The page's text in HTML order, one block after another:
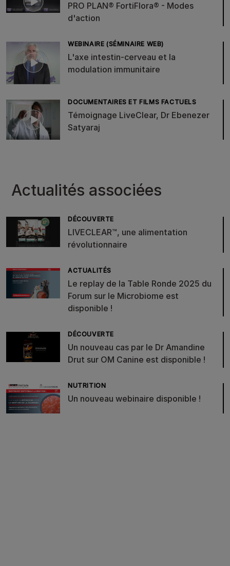
PRO PLAN® FortiFlora® - Modes
d'action
WEBINAIRE (SÉMINAIRE WEB)
L'axe intestin-cerveau et la
modulation immunitaire
DOCUMENTAIRES ET FILMS FACTUELS
Témoignage LiveClear, Dr Ebenezer
Satyaraj
Actualités associées
DÉCOUVERTE
LIVECLEAR™, une alimentation
révolutionnaire
ACTUALITÉS
Le replay de la Table Ronde 2025 du
Forum sur le Microbiome est
disponible !
DÉCOUVERTE
Un nouveau cas par le Dr Amandine
Drut sur OM Canine est disponible !
NUTRITION
Un nouveau webinaire disponible !